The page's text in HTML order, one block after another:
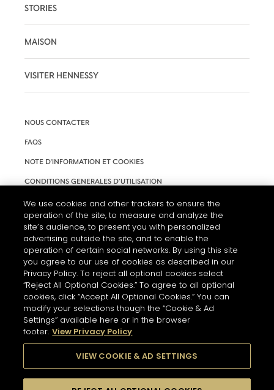
STORIES
MAISON
VISITER HENNESSY
NOUS CONTACTER
FAQS
NOTE D'INFORMATION ET COOKIES
CONDITIONS GENERALES D’UTILISATION
ACCESSIBILITÉ
PARAMÈTRES DES COOKIES
CONSOMMER AVEC MODÉRATION.
We use cookies and other trackers to ensure the
operation of the site, to measure and analyze the
site’s audience, to present you with personalized
advertising outside the site, and to enable the
operation of certain social networks. By using this site
you agree to our use of cookies as described in our
Privacy Policy. To reject all optional cookies select
“Reject All Optional Cookies.” To agree to all optional
cookies, click “Accept All Optional Cookies.” You can
modify your selections though the “Cookie & Ad
Settings” available here or in the browser
footer. View Privacy Policy
VIEW COOKIE & AD SETTINGS